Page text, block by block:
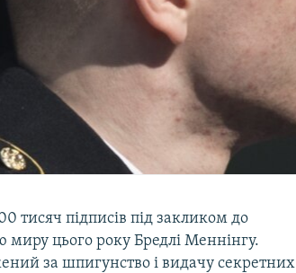
тисяч підписів під закликом до
миру цього року Бредлі Меннінгу.
за шпигунство і видачу секретних